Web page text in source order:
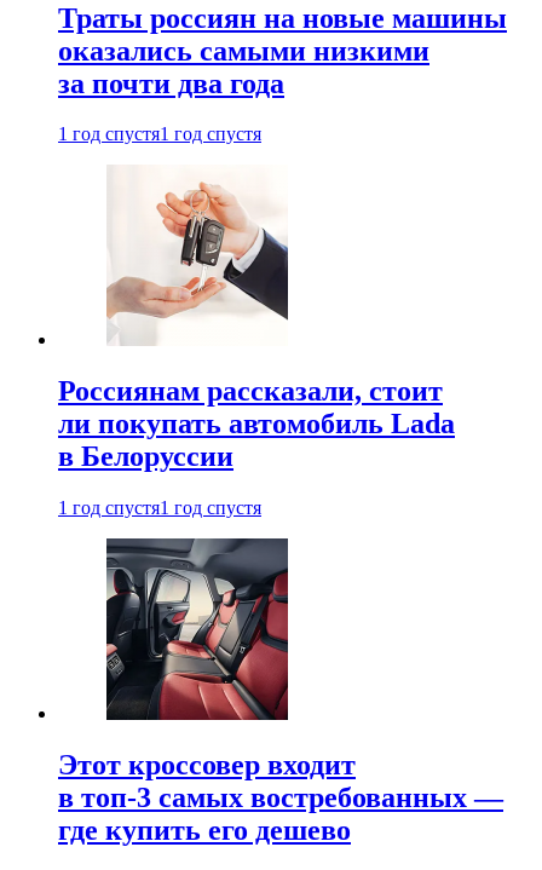
Траты россиян на новые машины
оказались самыми низкими
за почти два года
1 год спустя1 год спустя
Россиянам рассказали, стоит
ли покупать автомобиль Lada
в Белоруссии
1 год спустя1 год спустя
Этот кроссовер входит
в топ-3 самых востребованных —
где купить его дешево